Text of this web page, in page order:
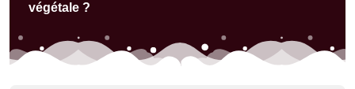
végétale ?